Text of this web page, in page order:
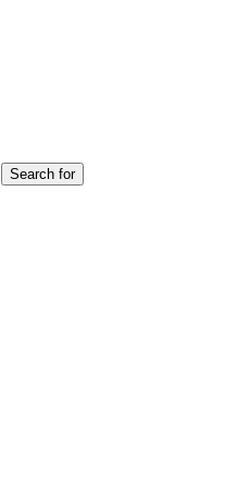
Search for